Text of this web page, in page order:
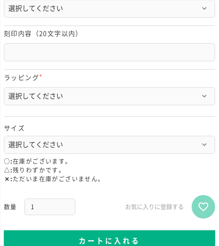
必
須
)
刻印内容（20文字以内）
ラッピング
必
須
)
サイズ
○ 在庫がございます。
△ 残りわずかです。
✕
ただいま在庫がございません。
お気に入りに登録する
カートに入れる